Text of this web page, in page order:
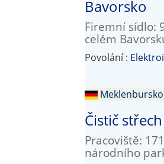
Bavorsko
Firemní sídlo:
celém
Povolání :
Čistič
Pracoviště:
národního